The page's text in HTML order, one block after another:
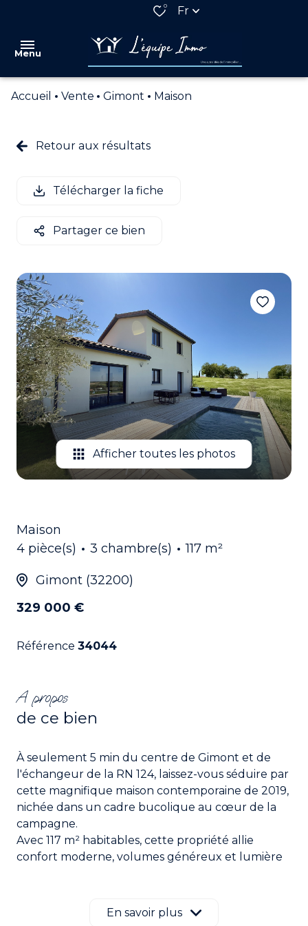
0 Fr
Menu
NOUS
NOS
PARTENAIRES
ALERTE
EMAIL
CONTACTEZ
NOUS
Accueil Vente Gimont Maison
Retour aux résultats
Télécharger la fiche
Partager ce bien
Afficher toutes les photos
Maison
4 pièce(s)
3 chambre(s) 117 m²
Gimont (32200)
329 000 €
Référence 34044
A propos
de ce bien
À seulement 5 min du centre de Gimont et de
l'échangeur de la RN 124, laissez-vous séduire par
cette magnifique maison contemporaine de 2019,
nichée dans un cadre bucolique au cœur de la
campagne.
Avec 117 m² habitables, cette propriété allie
confort moderne, volumes généreux et lumière
terrasse et petite piscine, le tout face à une vue
panoramique sur la nature environnante.
En savoir plus